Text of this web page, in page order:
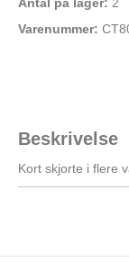
Varenummer:
Beskrivelse
Kort skjorte i flere